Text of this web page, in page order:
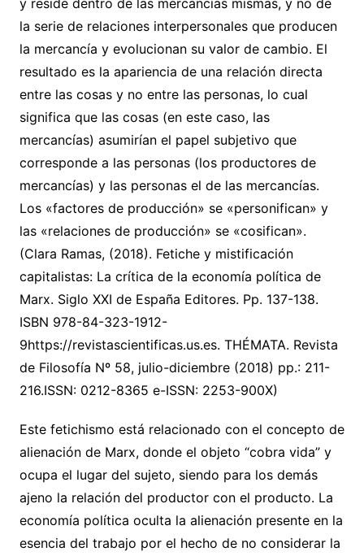
la serie de relaciones interpersonales que producen
la mercancía y evolucionan su valor de cambio. El
resultado es la apariencia de una relación directa
entre las cosas y no entre las personas, lo cual
significa que las cosas (en este caso, las
mercancías) asumirían el papel subjetivo que
corresponde a las personas (los productores de
mercancías) y las personas el de las mercancías.
Los «factores de producción» se «personifican» y
las «relaciones de producción» se «cosifican».
(Clara Ramas, (2018). Fetiche y mistificación
capitalistas: La crítica de la economía política de
Marx. Siglo XXI de España Editores. Pp. 137-138.
ISBN 978-84-323-1912-
9https://revistascientificas.us.es. THÉMATA. Revista
de Filosofía Nº 58, julio-diciembre (2018) pp.: 211-
216.ISSN: 0212-8365 e-ISSN: 2253-900X)
Este fetichismo está relacionado con el concepto de
alienación de Marx, donde el objeto “cobra vida” y
ocupa el lugar del sujeto, siendo para los demás
ajeno la relación del productor con el producto. La
economía política oculta la alienación presente en la
esencia del trabajo por el hecho de no considerar la